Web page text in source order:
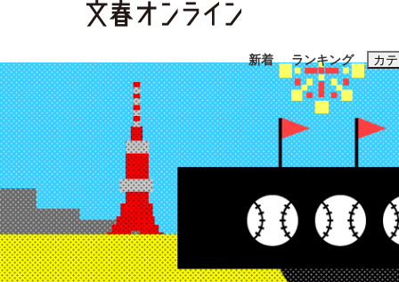
新着 ランキング カ
スクープ ニュー
おすすめの
#藤田晋
#三
#玉木雄一郎